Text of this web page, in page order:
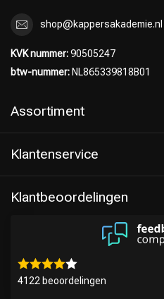
shop@kappersakademie.nl
KVK nummer:90505247
btw-nummer: NL865339818B01
Assortiment
Klantenservice
Klantbeoordelingen
4122 beoordelingen